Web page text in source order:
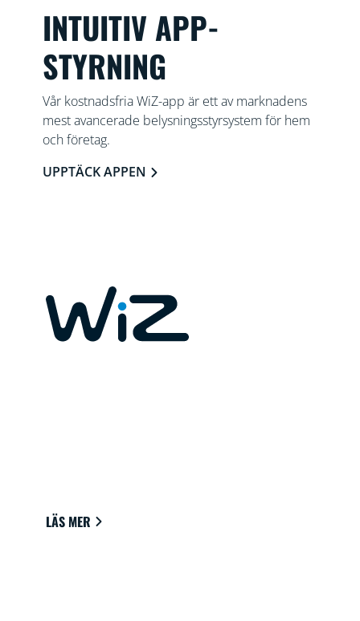
INTUITIV APP-
STYRNING
Vår kostnadsfria WiZ-app är ett av marknadens
mest avancerade belysningsstyrsystem för hem
och företag.
UPPTÄCK APPEN
LÄS MER